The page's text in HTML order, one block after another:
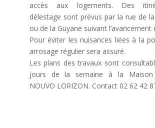
accès aux logements. Des
délestage sont prévus par la rue de
ou de la Guyane suivant l’avancement
Pour éviter les nuisances liées à la
arrosage régulier sera assuré.
Les plans des travaux sont
jours de la semaine à la
NOUVO LORIZON. Contact 02 62 42